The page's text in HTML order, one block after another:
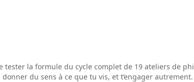
la formule du cycle complet de 19 ateliers de
du sens à ce que tu vis, et t’engager autrement.